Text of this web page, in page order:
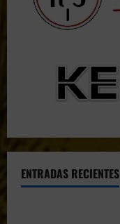
ENTRADAS RECIENTES